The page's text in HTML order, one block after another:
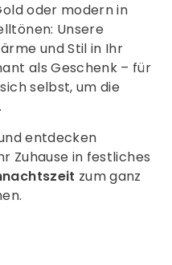
oder modern in
Unsere
und Stil in Ihr
als Geschenk – für
selbst, um die
entdecken
Zuhause in festliches
zum ganz